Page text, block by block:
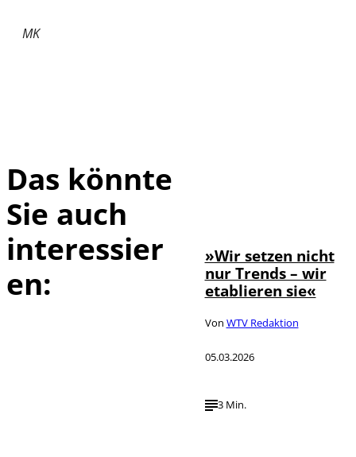
MK
Das könnte
Sie auch
interessier
en:
»Wir setzen nicht
nur Trends – wir
etablieren sie«
Von WTV Redaktion
05.03.2026
3 Min.